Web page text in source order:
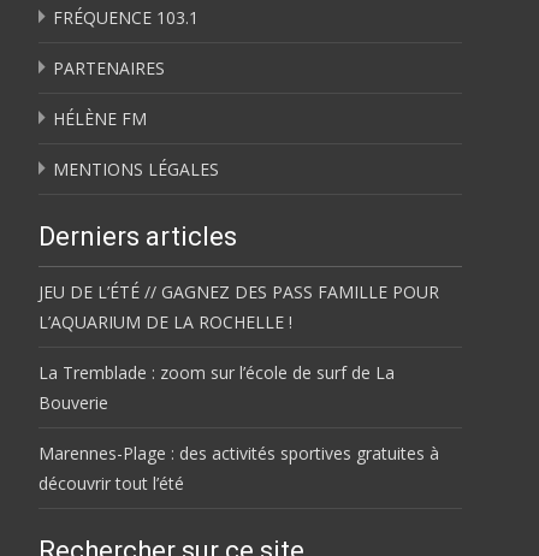
FRÉQUENCE 103.1
PARTENAIRES
HÉLÈNE FM
MENTIONS LÉGALES
Derniers articles
JEU DE L’ÉTÉ // GAGNEZ DES PASS FAMILLE POUR
L’AQUARIUM DE LA ROCHELLE !
La Tremblade : zoom sur l’école de surf de La
Bouverie
Marennes-Plage : des activités sportives gratuites à
découvrir tout l’été